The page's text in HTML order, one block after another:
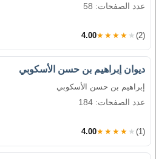
عدد الصفحات: 58
4.00★★★★★ (2)
ديوان إبراهيم بن حسن الأسكوبي
إبراهيم بن حسن الأسكوبي
عدد الصفحات: 184
4.00★★★★★ (1)